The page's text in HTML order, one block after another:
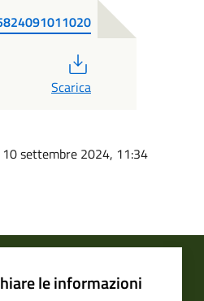
Scarica
10 settembre 2024, 11:34
le informazioni